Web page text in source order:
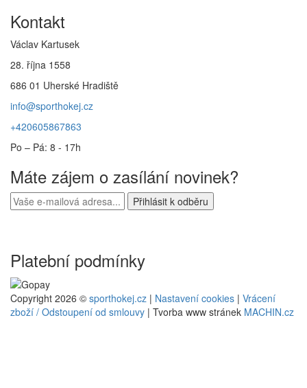
Kontakt
Václav Kartusek
28. října 1558
686 01 Uherské Hradiště
info@sporthokej.cz
+420605867863
Po – Pá: 8 - 17h
Máte zájem o zasílání novinek?
Platební podmínky
Copyright 2026 © sporthokej.cz | Nastavení cookies | Vrácení
zboží / Odstoupení od smlouvy | Tvorba www stránek MACHIN.cz